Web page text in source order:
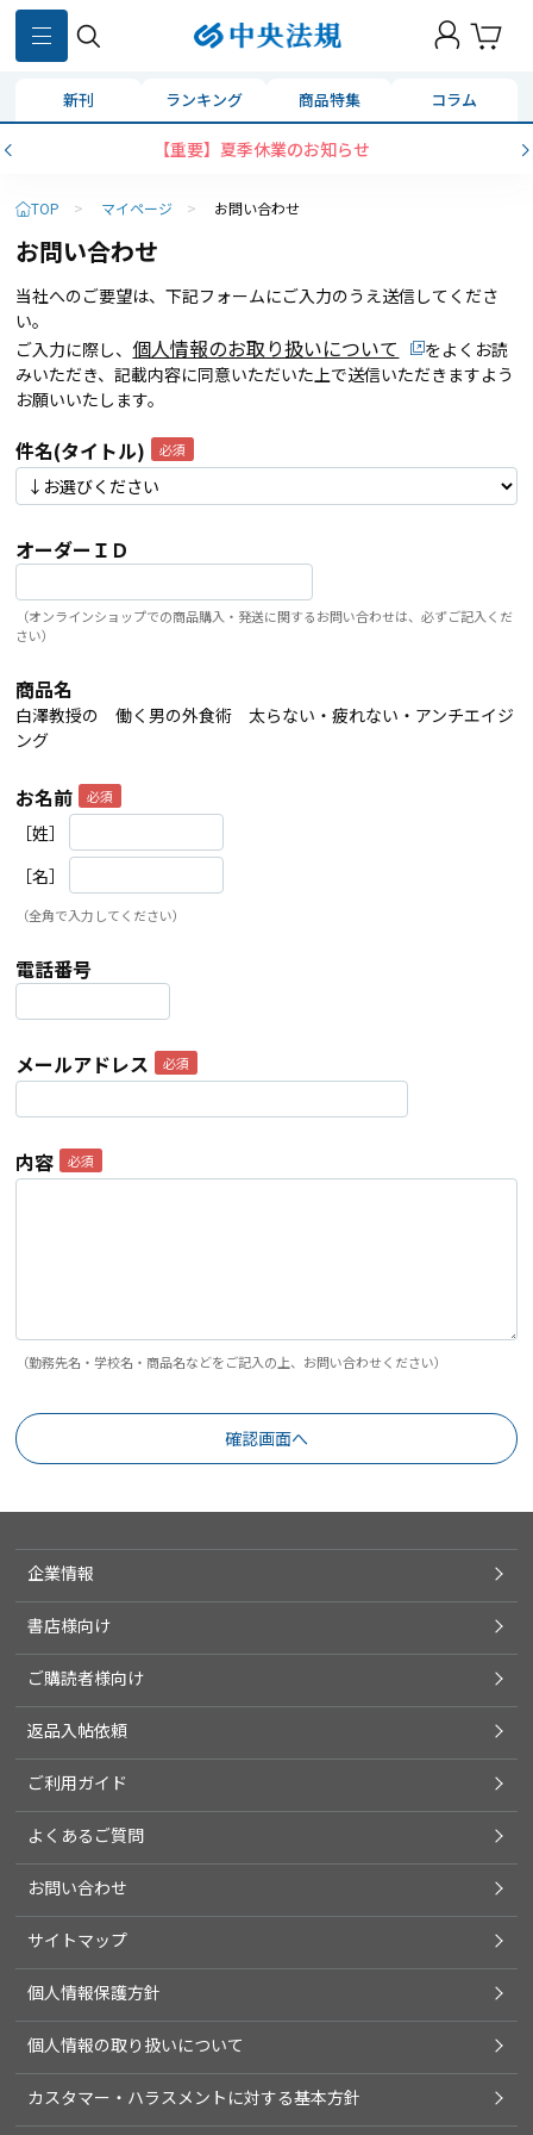
新刊 ランキング 商品特集 コラム
【重要】夏季休業のお知らせ
TOP > マイページ > お問い合わせ
お問い合わせ
当社へのご要望は、下記フォームにご入力のうえ送信してくださ
い。
ご入力に際し、 個人情報のお取り扱いについて
をよくお読
みいただき、記載内容に同意いただいた上で送信いただきますよう
お願いいたします。
件名(タイトル)
オーダーＩＤ
（オンラインショップでの商品購入・発送に関するお問い合わせは、必ずご記入くだ
さい）
商品名
白澤教授の 働く男の外食術 太らない・疲れない・アンチエイジ
ング
お名前
［姓］
［名］
（全角で入力してください）
電話番号
メールアドレス
内容
（勤務先名・学校名・商品名などをご記入の上、お問い合わせください）
企業情報
書店様向け
ご購読者様向け
返品入帖依頼
ご利用ガイド
よくあるご質問
お問い合わせ
サイトマップ
個人情報保護方針
個人情報の取り扱いについて
カスタマー・ハラスメントに対する基本方針